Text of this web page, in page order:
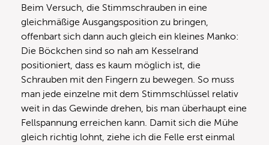
Beim Versuch, die Stimmschrauben in eine
gleichmäßige Ausgangsposition zu bringen,
offenbart sich dann auch gleich ein kleines Manko:
Die Böckchen sind so nah am Kesselrand
positioniert, dass es kaum möglich ist, die
Schrauben mit den Fingern zu bewegen. So muss
man jede einzelne mit dem Stimmschlüssel relativ
weit in das Gewinde drehen, bis man überhaupt eine
Fellspannung erreichen kann. Damit sich die Mühe
gleich richtig lohnt, ziehe ich die Felle erst einmal